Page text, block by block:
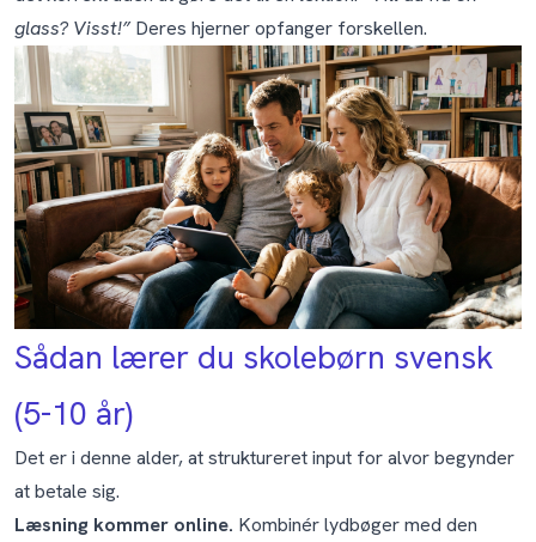
glass? Visst!”Deres hjerner opfanger forskellen.
Sådan lærer du skolebørn svensk
(5-10 år)
Det er i denne alder, at struktureret input for alvor begynder
at betale sig.
Læsning kommer online. Kombinér lydbøger med den